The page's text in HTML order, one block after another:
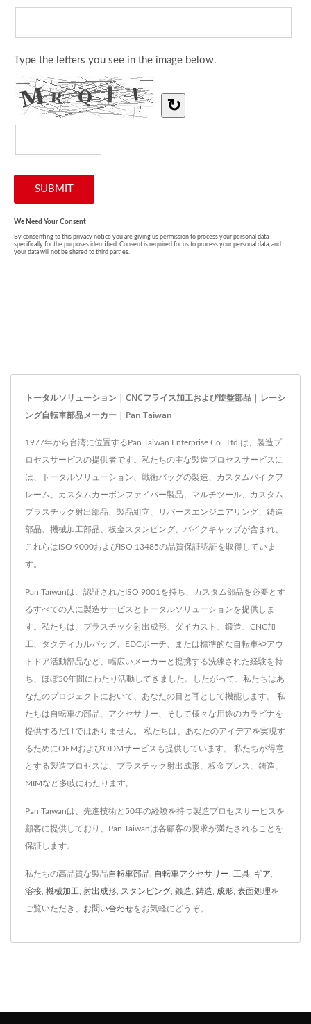
トータルソリューション | CNCフライス加工および旋盤部品 | レーシ
ング自転車部品メーカー | Pan Taiwan
1977年から台湾に位置するPan Taiwan Enterprise Co., Ltd.は、製造プ
ロセスサービスの提供者です。私たちの主な製造プロセスサービスに
は、トータルソリューション、戦術バッグの製造、カスタムバイクフ
レーム、カスタムカーボンファイバー製品、マルチツール、カスタム
プラスチック射出部品、製品組立、リバースエンジニアリング、鋳造
部品、機械加工部品、板金スタンピング、バイクキャップが含まれ、
これらはISO 9000およびISO 13485の品質保証認証を取得していま
す。
Pan Taiwanは、認証されたISO 9001を持ち、カスタム部品を必要とす
るすべての人に製造サービスとトータルソリューションを提供しま
す。私たちは、プラスチック射出成形、ダイカスト、鍛造、CNC加
工、タクティカルバッグ、EDCポーチ、または標準的な自転車やアウ
トドア活動部品など、幅広いメーカーと提携する洗練された経験を持
ち、ほぼ50年間にわたり活動してきました。したがって、私たちはあ
なたのプロジェクトにおいて、あなたの目と耳として機能します。 私
たちは自転車の部品、アクセサリー、そして様々な用途のカラビナを
提供するだけではありません。 私たちは、あなたのアイデアを実現す
るためにOEMおよびODMサービスも提供しています。 私たちが得意
とする製造プロセスは、プラスチック射出成形、板金プレス、鋳造、
MIMなど多岐にわたります。
Pan Taiwanは、先進技術と50年の経験を持つ製造プロセスサービスを
顧客に提供しており、Pan Taiwanは各顧客の要求が満たされることを
保証します。
私たちの高品質な製品 自転車部品 自転車アクセサリー 工具 ギア
溶接 機械加工 射出成形 スタンピング 鍛造 鋳造 成形 表面処理を
ご覧いただき、 お問い合わせをお気軽にどうぞ。